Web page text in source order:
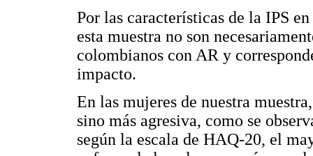
Por las características de la IPS
esta muestra no son
colombianos con AR y
impacto.
En las mujeres de nuestra
sino más agresiva, como se
según la escala de HAQ-20, el